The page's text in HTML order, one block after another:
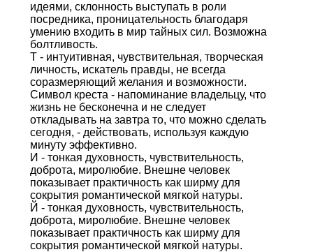
идеями, склонность выступать в роли
посредника, проницательность благодаря
умению входить в мир тайных сил. Возможна
болтливость.
Т - интуитивная, чувствительная, творческая
личность, искатель правды, не всегда
соразмеряющий желания и возможности.
Символ креста - напоминание владельцу, что
жизнь не бесконечна и не следует
откладывать на завтра то, что можно сделать
сегодня, - действовать, используя каждую
минуту эффективно.
И - тонкая духовность, чувствительность,
доброта, миролюбие. Внешне человек
показывает практичность как ширму для
сокрытия романтической мягкой натуры.
Й - тонкая духовность, чувствительность,
доброта, миролюбие. Внешне человек
показывает практичность как ширму для
сокрытия романтической мягкой натуры.